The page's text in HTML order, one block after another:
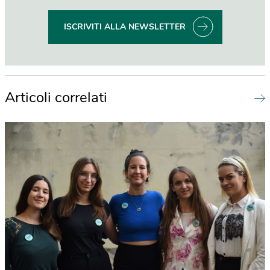
ISCRIVITI ALLA NEWSLETTER
Articoli correlati